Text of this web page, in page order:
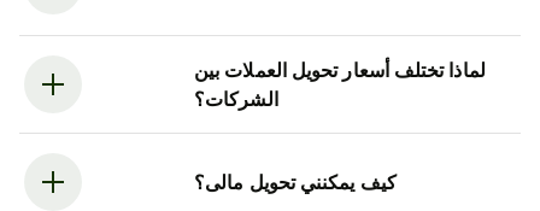
لماذا تختلف أسعار تحويل العملات بين
الشركات؟
كيف يمكنني تحويل مالى؟